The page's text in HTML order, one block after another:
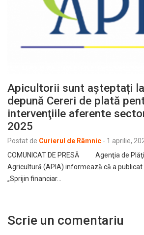
Apicultorii sunt așteptați
depună Cereri de plată
intervenţiile aferente
2025
Postat de Curierul de Râmnic - 1 aprilie,
COMUNICAT DE PRESĂ Agenţia de
Agricultură (APIA) informează că a
„Sprijin financiar…
Scrie un comentariu